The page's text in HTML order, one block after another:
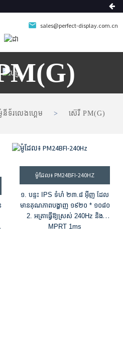
sales@perfect-display.com.cn
នីទ័រលេងហ្គេម ស៊េរី PM(G)
ម៉ូដែល៖ PM24BFI-240HZ
១. បន្ទះ IPS ទំហំ ២៣.៨ អ៊ីញ ដែល
មានគុណភាពបង្ហាញ ១៩២០ * ១០៨០
2. អត្រាធ្វើឱ្យស្រស់ 240Hz និង
MPRT 1ms